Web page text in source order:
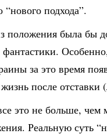
“нового подхода”.
положения была бы
фантастики.
за это время
после
это не больше, чем
Реальную суть